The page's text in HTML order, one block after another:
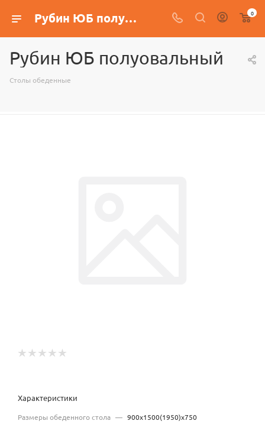
Рубин ЮБ полуовальный 0
Рубин ЮБ полуовальный
Столы обеденные
Характеристики
Размеры обеденного стола — 900х1500(1950)х750